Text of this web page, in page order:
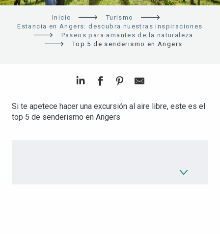
Inicio
Turismo
Estancia en Angers: descubra nuestras inspiraciones
Paseos para amantes de la naturaleza
Top 5 de senderismo en Angers
Si te apetece hacer una excursión al aire libre, este es el
top 5 de senderismo en Angers